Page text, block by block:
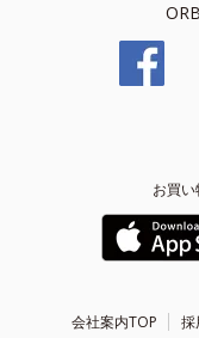
お買
会社案内TOP 採